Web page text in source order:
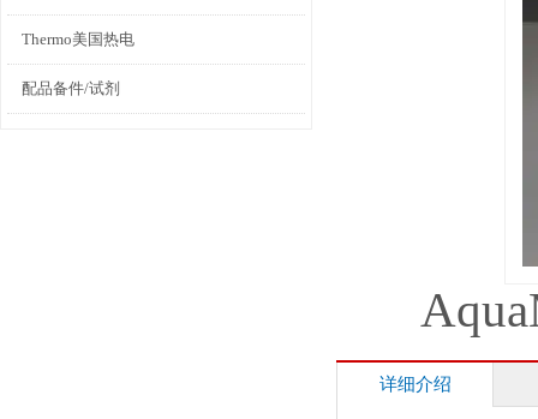
Thermo美国热电
配品备件/试剂
详细介绍